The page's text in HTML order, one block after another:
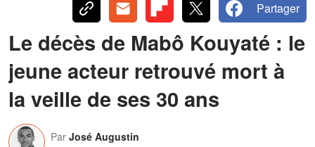
Partager
Le décès de Mabô Kouyaté : le
jeune acteur retrouvé mort à
la veille de ses 30 ans
Par José Augustin